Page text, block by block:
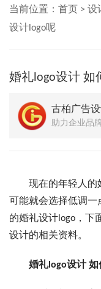
当前位置： 首页 > 设
设计logo呢
婚礼logo设计 如
古柏广告
助力企业品
现在的年轻人的婚
可能就会选择低调
的婚礼设计logo，下
设计的相关资料。
婚礼logo设计